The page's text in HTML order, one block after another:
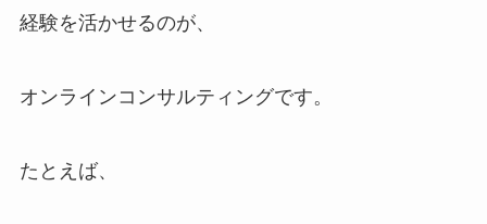
経験を活かせるのが、
オンラインコンサルティングです。
たとえば、